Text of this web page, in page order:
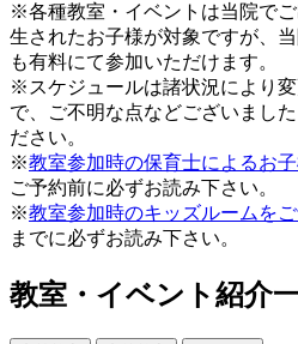
※各種教室・イベントは当院で
生されたお子様が対象ですが、
も有料にて参加いただけます。
※スケジュールは諸状況により
で、ご不明な点などございまし
ださい。
※教室参加時の保育士によるお
ご予約前に必ずお読み下さい。
※教室参加時のキッズルームを
までに必ずお読み下さい。
教室・イベント紹介